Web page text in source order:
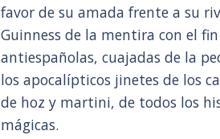
favor de su amada frente a su
Guinness de la mentira con el
antiespañolas, cuajadas de la
los apocalípticos jinetes de los
de hoz y martini, de todos los
mágicas.